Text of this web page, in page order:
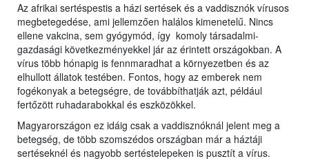
Az afrikai sertéspestis a házi sertések és a vaddisznók vírusos
megbetegedése, ami jellemzően halálos kimenetelű. Nincs
ellene vakcina, sem gyógymód, így komoly társadalmi-
gazdasági következményekkel jár az érintett országokban. A
vírus több hónapig is fennmaradhat a környezetben és az
elhullott állatok testében. Fontos, hogy az emberek nem
fogékonyak a betegségre, de továbbíthatják azt, például
fertőzött ruhadarabokkal és eszközökkel.
Magyarországon ez idáig csak a vaddisznóknál jelent meg a
betegség, de több szomszédos országban már a háztáji
sertéseknél és nagyobb sertéstelepeken is pusztít a vírus.